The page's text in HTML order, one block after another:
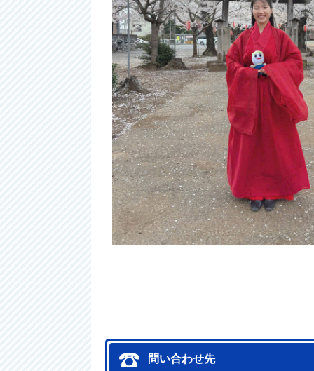
問い合わせ先